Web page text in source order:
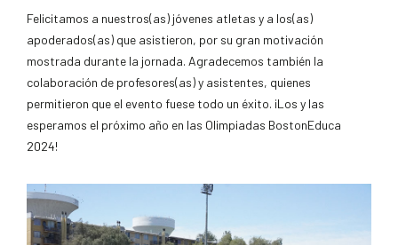
Felicitamos a nuestros(as) jóvenes atletas y a los(as)
apoderados(as) que asistieron, por su gran motivación
mostrada durante la jornada. Agradecemos también la
colaboración de profesores(as) y asistentes, quienes
permitieron que el evento fuese todo un éxito. ¡Los y las
esperamos el próximo año en las Olimpiadas BostonEduca
2024!